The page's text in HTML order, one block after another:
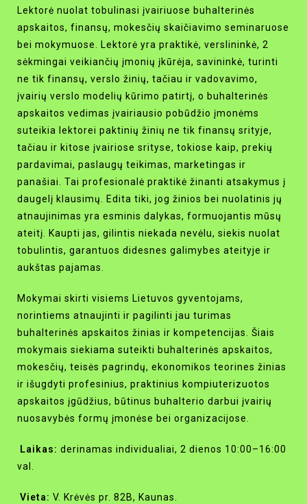
Lektorė nuolat tobulinasi įvairiuose buhalterinės
apskaitos, finansų, mokesčių skaičiavimo seminaruose
bei mokymuose. Lektorė yra praktikė, verslininkė, 2
sėkmingai veikiančių įmonių įkūrėja, savininkė, turinti
ne tik finansų, verslo žinių, tačiau ir vadovavimo,
įvairių verslo modelių kūrimo patirtį, o buhalterinės
apskaitos vedimas įvairiausio pobūdžio įmonėms
suteikia lektorei paktinių žinių ne tik finansų srityje,
tačiau ir kitose įvairiose srityse, tokiose kaip, prekių
pardavimai, paslaugų teikimas, marketingas ir
panašiai. Tai profesionalė praktikė žinanti atsakymus į
daugelį klausimų. Edita tiki, jog žinios bei nuolatinis jų
atnaujinimas yra esminis dalykas, formuojantis mūsų
ateitį. Kaupti jas, gilintis niekada nevėlu, siekis nuolat
tobulintis, garantuos didesnes galimybes ateityje ir
aukštas pajamas.
Mokymai skirti visiems Lietuvos gyventojams,
norintiems atnaujinti ir pagilinti jau turimas
buhalterinės apskaitos žinias ir kompetencijas. Šiais
mokymais siekiama suteikti buhalterinės apskaitos,
mokesčių, teisės pagrindų, ekonomikos teorines žinias
ir išugdyti profesinius, praktinius kompiuterizuotos
apskaitos įgūdžius, būtinus buhalterio darbui įvairių
nuosavybės formų įmonėse bei organizacijose.
Laikas: derinamas individualiai, 2 dienos 10:00–16:00
val.
Vieta: V. Krėvės pr. 82B, Kaunas.